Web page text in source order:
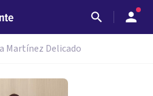
Martínez Delicado